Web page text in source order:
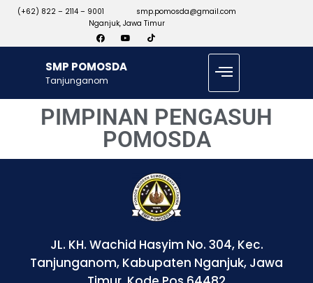
(+62) 822 – 2114 – 9001
smp.pomosda@gmail.com
Nganjuk, Jawa Timur
SMP POMOSDA
Tanjunganom
PIMPINAN PENGASUH
POMOSDA
JL. KH. Wachid Hasyim No. 304, Kec.
Tanjunganom, Kabupaten Nganjuk, Jawa